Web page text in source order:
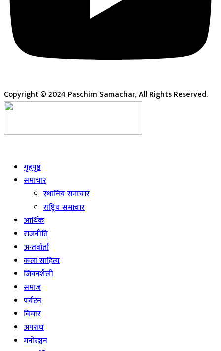
Copyright © 2024 Paschim Samachar, All Rights Reserved.
गृहपृष्ठ
समाचार
स्थानिय समाचार
राष्ट्रिय समाचार
आर्थिक
राजनीति
अन्तर्वार्ता
कला साहित्य
जिवनशैली
समाज
पर्यटन
विचार
अपराध
मनोरञ्जन